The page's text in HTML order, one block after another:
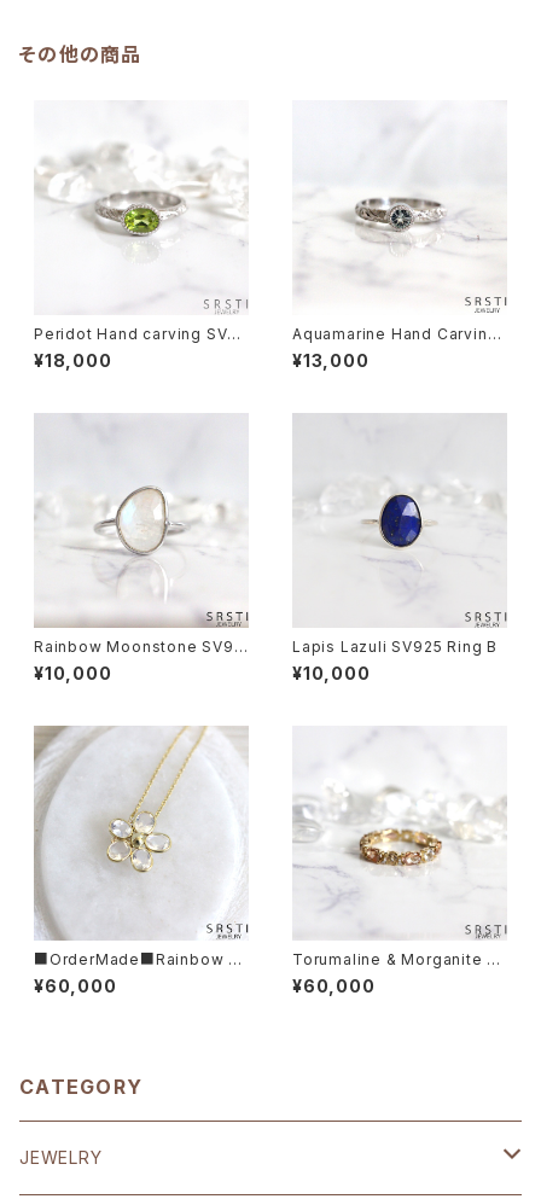
その他の商品
Peridot Hand carving SV92
5 Ring
¥18,000
Aquamarine Hand Carving
SV925 Ring
¥13,000
Rainbow Moonstone SV92
5 RingA
¥10,000
Lapis Lazuli SV925 Ring B
¥10,000
■OrderMade■Rainbow M
oonstone K14/K18 Flower
Necklace
¥60,000
Torumaline & Morganite K1
0YG Eternity Ring
¥60,000
CATEGORY
JEWELRY